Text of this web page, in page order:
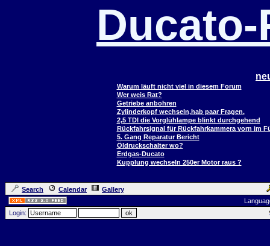
Warum läuft nicht viel in diesem Forum
Wer weis Rat?
Getriebe anbohren
Zylinderkopf wechseln,hab paar Fragen.
2,5 TDI die Vorglühlampe blinkt durchgehend
Rückfahrsignal für Rückfahrkammera vorn im
5. Gang Reparatur Bericht
Öldruckschalter wo?
Erdgas-Ducato
Kupplung wechseln 250er Motor raus ?
Search Calendar
Gallery
Login: